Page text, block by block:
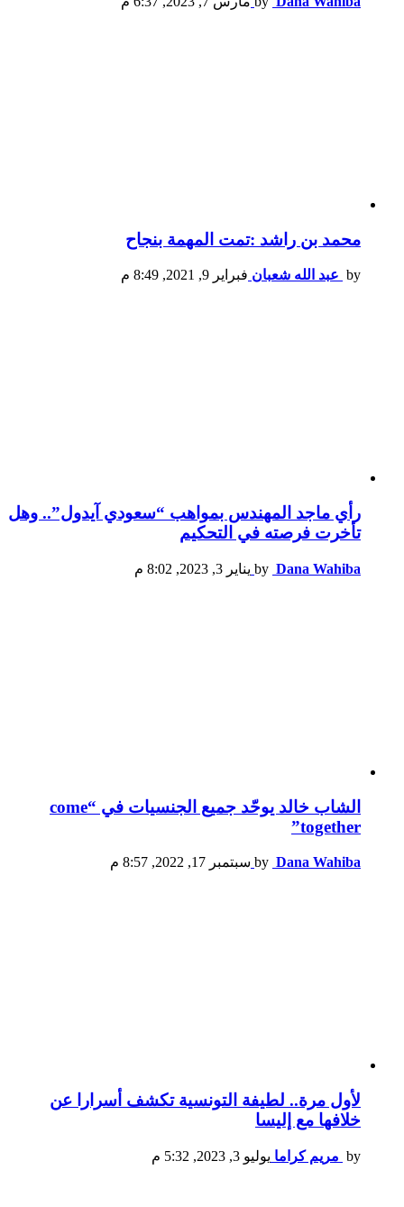
محمد بن راشد :تمت المهمة بنجاح
by عبد الله شعبان فبراير 9, 2021, 8:49 م
رأي ماجد المهندس بمواهب “سعودي آيدول”.. وهل
تأخرت فرصته في التحكيم
by Dana Wahiba يناير 3, 2023, 8:02 م
الشاب خالد يوحّد جميع الجنسيات في “come
together”
by Dana Wahiba سبتمبر 17, 2022, 8:57 م
لأول مرة.. لطيفة التونسية تكشف أسرارا عن
خلافها مع إليسا
by مريم كراما يوليو 3, 2023, 5:32 م